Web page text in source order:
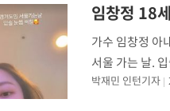
임창정 18
가수 임창정 아
서울 가는 날.
습을 담았다. 그
박재민 인턴기자